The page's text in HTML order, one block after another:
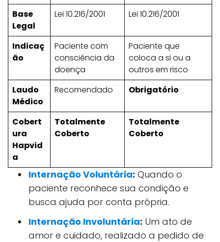
Base
Legal
Lei 10.216/2001 Lei 10.216/2001
Indicaç
ão
Paciente com
consciência da
doença
Paciente que
coloca a si ou a
outros em risco
Laudo
Médico
Recomendado Obrigatório
Cobert
ura
Hapvid
a
Totalmente
Coberto
Totalmente
Coberto
Internação Voluntária: Quando o
paciente reconhece sua condição e
busca ajuda por conta própria.
Internação Involuntária: Um ato de
amor e cuidado, realizado a pedido de